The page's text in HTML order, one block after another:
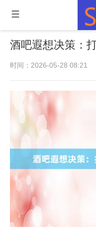
酒吧遐想决策：
时间：2026-05-28 08:21